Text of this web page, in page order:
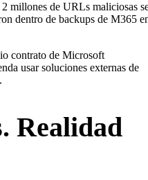
2 millones de URLs maliciosas
dentro de backups de M365
contrato de Microsoft
usar soluciones externas de
Realidad